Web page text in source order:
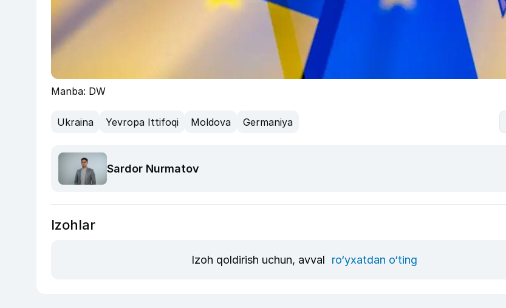
Manba: DW
Ukraina Yevropa Ittifoqi Moldova Germaniya
Sardor Nurmatov
Izohlar
Izoh qoldirish uchun, avval ro‘yxatdan o‘ting